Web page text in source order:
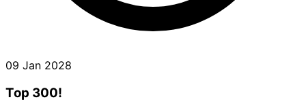
09 Jan 2028
Top 300!